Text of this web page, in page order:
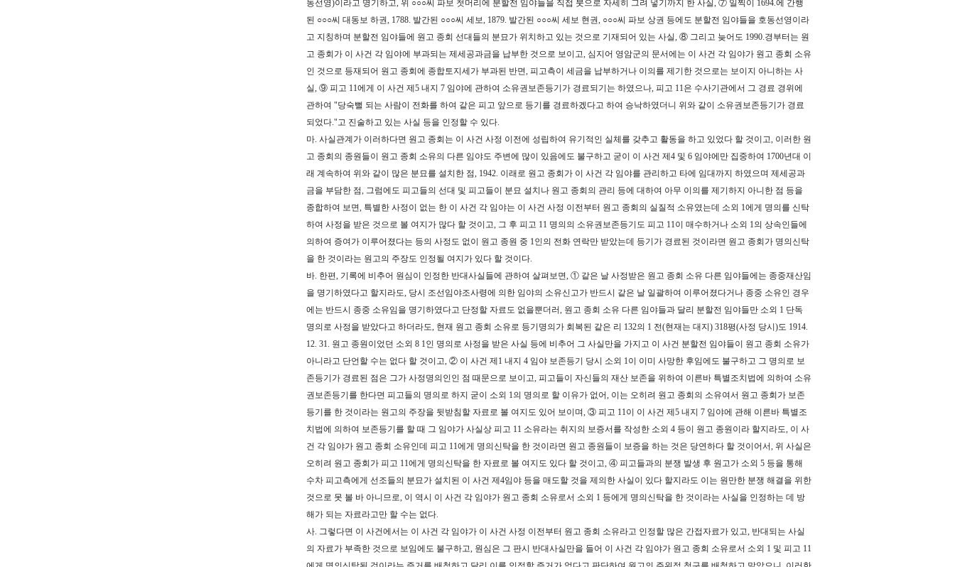
동선영)이라고 명기하고, 위 ○○○씨 파보 첫머리에 분할전 임야들을 직접 붓으로 자세히 그려 넣기까지 한 사실, ⑦ 일찍이 1694.에 간행
된 ○○○씨 대동보 하권, 1788. 발간된 ○○○씨 세보, 1879. 발간된 ○○○씨 세보 현권, ○○○씨 파보 상권 등에도 분할전 임야들을 호동선영이라
고 지칭하며 분할전 임야들에 원고 종회 선대들의 분묘가 위치하고 있는 것으로 기재되어 있는 사실, ⑧ 그리고 늦어도 1990.경부터는 원
고 종회가 이 사건 각 임야에 부과되는 제세공과금을 납부한 것으로 보이고, 심지어 영암군의 문서에는 이 사건 각 임야가 원고 종회 소유
인 것으로 등재되어 원고 종회에 종합토지세가 부과된 반면, 피고측이 세금을 납부하거나 이의를 제기한 것으로는 보이지 아니하는 사
실, ⑨ 피고 11에게 이 사건 제5 내지 7 임야에 관하여 소유권보존등기가 경료되기는 하였으나, 피고 11은 수사기관에서 그 경료 경위에
관하여 "당숙뻘 되는 사람이 전화를 하여 같은 피고 앞으로 등기를 경료하겠다고 하여 승낙하였더니 위와 같이 소유권보존등기가 경료
되었다."고 진술하고 있는 사실 등을 인정할 수 있다.
마. 사실관계가 이러하다면 원고 종회는 이 사건 사정 이전에 성립하여 유기적인 실체를 갖추고 활동을 하고 있었다 할 것이고, 이러한 원
고 종회의 종원들이 원고 종회 소유의 다른 임야도 주변에 많이 있음에도 불구하고 굳이 이 사건 제4 및 6 임야에만 집중하여 1700년대 이
래 계속하여 위와 같이 많은 분묘를 설치한 점, 1942. 이래로 원고 종회가 이 사건 각 임야를 관리하고 타에 임대까지 하였으며 제세공과
금을 부담한 점, 그럼에도 피고들의 선대 및 피고들이 분묘 설치나 원고 종회의 관리 등에 대하여 아무 이의를 제기하지 아니한 점 등을
종합하여 보면, 특별한 사정이 없는 한 이 사건 각 임야는 이 사건 사정 이전부터 원고 종회의 실질적 소유였는데 소외 1에게 명의를 신탁
하여 사정을 받은 것으로 볼 여지가 많다 할 것이고, 그 후 피고 11 명의의 소유권보존등기도 피고 11이 매수하거나 소외 1의 상속인들에
의하여 증여가 이루어졌다는 등의 사정도 없이 원고 종원 중 1인의 전화 연락만 받았는데 등기가 경료된 것이라면 원고 종회가 명의신탁
을 한 것이라는 원고의 주장도 인정될 여지가 있다 할 것이다.
바. 한편, 기록에 비추어 원심이 인정한 반대사실들에 관하여 살펴보면, ① 같은 날 사정받은 원고 종회 소유 다른 임야들에는 종중재산임
을 명기하였다고 할지라도, 당시 조선임야조사령에 의한 임야의 소유신고가 반드시 같은 날 일괄하여 이루어졌다거나 종중 소유인 경우
에는 반드시 종중 소유임을 명기하였다고 단정할 자료도 없을뿐더러, 원고 종회 소유 다른 임야들과 달리 분할전 임야들만 소외 1 단독
명의로 사정을 받았다고 하더라도, 현재 원고 종회 소유로 등기명의가 회복된 같은 리 132의 1 전(현재는 대지) 318평(사정 당시)도 1914.
12. 31. 원고 종원이었던 소외 8 1인 명의로 사정을 받은 사실 등에 비추어 그 사실만을 가지고 이 사건 분할전 임야들이 원고 종회 소유가
아니라고 단언할 수는 없다 할 것이고, ② 이 사건 제1 내지 4 임야 보존등기 당시 소외 1이 이미 사망한 후임에도 불구하고 그 명의로 보
존등기가 경료된 점은 그가 사정명의인인 점 때문으로 보이고, 피고들이 자신들의 재산 보존을 위하여 이른바 특별조치법에 의하여 소유
권보존등기를 한다면 피고들의 명의로 하지 굳이 소외 1의 명의로 할 이유가 없어, 이는 오히려 원고 종회의 소유여서 원고 종회가 보존
등기를 한 것이라는 원고의 주장을 뒷받침할 자료로 볼 여지도 있어 보이며, ③ 피고 11이 이 사건 제5 내지 7 임야에 관해 이른바 특별조
치법에 의하여 보존등기를 할 때 그 임야가 사실상 피고 11 소유라는 취지의 보증서를 작성한 소외 4 등이 원고 종원이라 할지라도, 이 사
건 각 임야가 원고 종회 소유인데 피고 11에게 명의신탁을 한 것이라면 원고 종원들이 보증을 하는 것은 당연하다 할 것이어서, 위 사실은
오히려 원고 종회가 피고 11에게 명의신탁을 한 자료로 볼 여지도 있다 할 것이고, ④ 피고들과의 분쟁 발생 후 원고가 소외 5 등을 통해
수차 피고측에게 선조들의 분묘가 설치된 이 사건 제4임야 등을 매도할 것을 제의한 사실이 있다 할지라도 이는 원만한 분쟁 해결을 위한
것으로 못 볼 바 아니므로, 이 역시 이 사건 각 임야가 원고 종회 소유로서 소외 1 등에게 명의신탁을 한 것이라는 사실을 인정하는 데 방
해가 되는 자료라고만 할 수는 없다.
사. 그렇다면 이 사건에서는 이 사건 각 임야가 이 사건 사정 이전부터 원고 종회 소유라고 인정할 많은 간접자료가 있고, 반대되는 사실
의 자료가 부족한 것으로 보임에도 불구하고, 원심은 그 판시 반대사실만을 들어 이 사건 각 임야가 원고 종회 소유로서 소외 1 및 피고 11